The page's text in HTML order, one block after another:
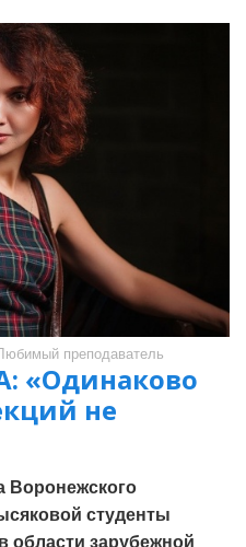
преподаватель
«Одинаково
не
Воронежского
студенты
области зарубежной